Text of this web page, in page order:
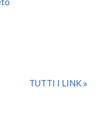
TUTTI I LINK